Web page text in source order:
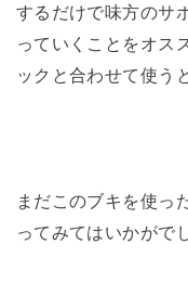
するだけで味方のサ
っていくことをオス
ックと合わせて使う
まだこのブキを使っ
ってみてはいかがで